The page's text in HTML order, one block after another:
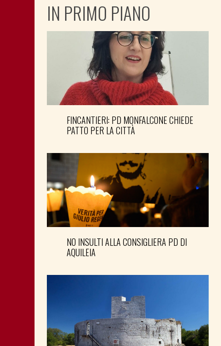
IN PRIMO PIANO
FINCANTIERI: PD MONFALCONE CHIEDE
PATTO PER LA CITTÀ
NO INSULTI ALLA CONSIGLIERA PD DI
AQUILEIA